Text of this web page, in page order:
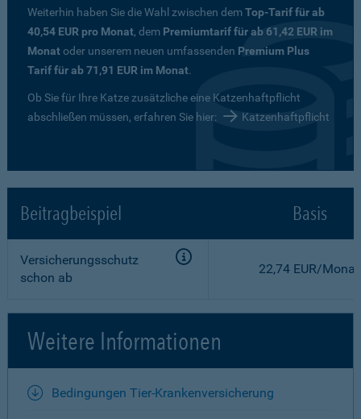
Weiterhin haben Sie die Wahl zwischen demTop-Tarif für ab
40,54 EUR pro Monat, dem Premiumtarif für ab 61,42 EUR im
Monatoder unserem neuen umfassenden Premium Plus
Tarif für ab 71,91 EUR im Monat.
Ob Sie für Ihre Katze zusätzliche eine Katzenhaftpflicht
abschließen müssen, erfahren Sie hier:
Katzenhaftpflicht
Beitragbeispiel Basis
Versicherungsschutz
schon ab
22,74 EUR/Monat
Weitere Informationen
Bedingungen Tier-Krankenversicherung